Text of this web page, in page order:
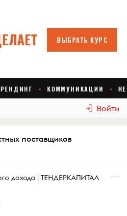
Войти
поставщиков
дохода | ТЕНДЕРКАПИТАЛ